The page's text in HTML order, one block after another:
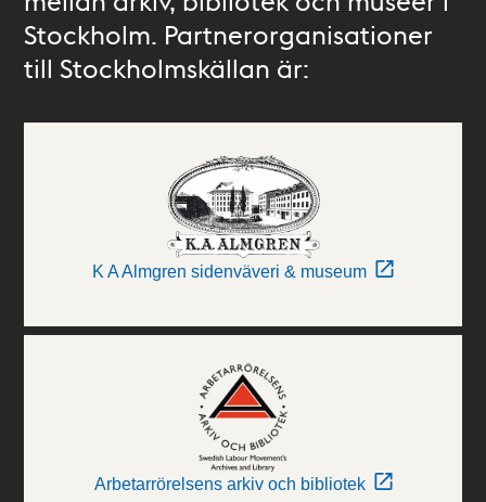
Stockholm. Partnerorganisationer
till Stockholmskällan är:
K A Almgren sidenväveri & museum
Arbetarrörelsens arkiv och bibliotek